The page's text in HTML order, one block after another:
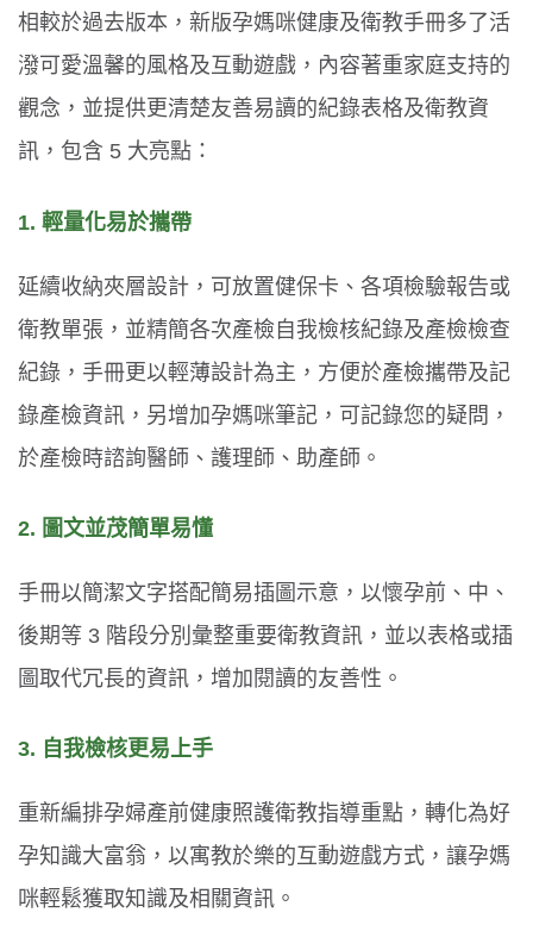
相較於過去版本，新版孕媽咪健康及衛教手冊多了活
潑可愛溫馨的風格及互動遊戲，內容著重家庭支持的
觀念，並提供更清楚友善易讀的紀錄表格及衛教資
訊，包含 5 大亮點：
1. 輕量化易於攜帶
延續收納夾層設計，可放置健保卡、各項檢驗報告或
衛教單張，並精簡各次產檢自我檢核紀錄及產檢檢查
紀錄，手冊更以輕薄設計為主，方便於產檢攜帶及記
錄產檢資訊，另增加孕媽咪筆記，可記錄您的疑問，
於產檢時諮詢醫師、護理師、助產師。
2. 圖文並茂簡單易懂
手冊以簡潔文字搭配簡易插圖示意，以懷孕前、中、
後期等 3 階段分別彙整重要衛教資訊，並以表格或插
圖取代冗長的資訊，增加閱讀的友善性。
3. 自我檢核更易上手
重新編排孕婦產前健康照護衛教指導重點，轉化為好
孕知識大富翁，以寓教於樂的互動遊戲方式，讓孕媽
咪輕鬆獲取知識及相關資訊。